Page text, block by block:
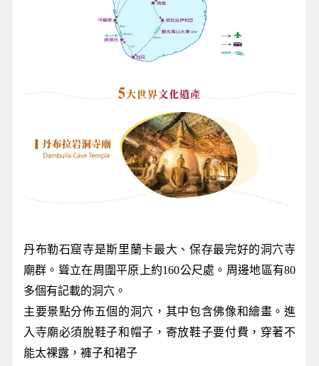
丹布勒石窟寺是斯里蘭卡最大、保存最完好的洞穴寺
廟群。聳立在周圍平原上約160公尺處。周邊地區有80
多個有記載的洞穴。
主要景點分佈五個的洞穴，其中包含佛像和繪畫。進
入寺廟必須脫鞋子和帽子，寄放鞋子要付費，穿著不
能太裸露，褲子和裙子